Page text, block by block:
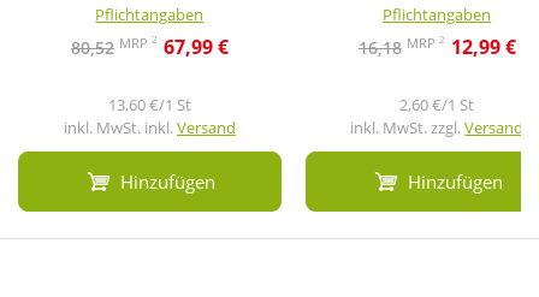
Pflichtangaben
80,52 MRP 2 67,99 €
13,60 €/1 St
inkl. MwSt. inkl.Versand
Hinzufügen
Pflichtangaben
16,18 MRP 2 12,99 €
2,60 €/1 St
inkl. MwSt. zzgl.Versand
Hinzufügen